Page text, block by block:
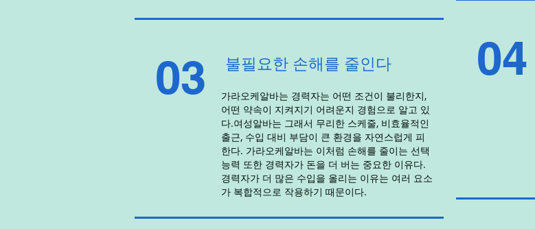
03 불필요한 손해를 줄인다
가라오케알바는 경력자는 어떤 조건이 불리한지,
어떤 약속이 지켜지기 어려운지 경험으로 알고 있
다.여성알바는 그래서 무리한 스케줄, 비효율적인
출근, 수입 대비 부담이 큰 환경을 자연스럽게 피
한다. 가라오케알바는 이처럼 손해를 줄이는 선택
능력 또한 경력자가 돈을 더 버는 중요한 이유다.
경력자가 더 많은 수입을 올리는 이유는 여러 요소
가 복합적으로 작용하기 때문이다.
04